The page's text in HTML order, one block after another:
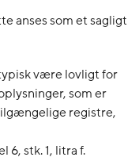
anses som et sagligt
være lovligt for
som er
registre,
stk. 1, litra f.